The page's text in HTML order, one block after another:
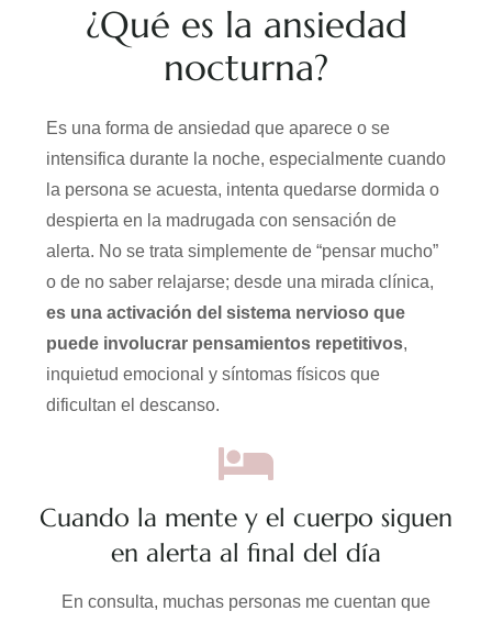
¿Qué es la ansiedad
nocturna?
Es una forma de ansiedad que aparece o se
intensifica durante la noche, especialmente cuando
la persona se acuesta, intenta quedarse dormida o
despierta en la madrugada con sensación de
alerta. No se trata simplemente de “pensar mucho”
o de no saber relajarse; desde una mirada clínica,
es una activación del sistema nervioso que
puede involucrar pensamientos repetitivos,
inquietud emocional y síntomas físicos que
dificultan el descanso.
Cuando la mente y el cuerpo siguen
en alerta al final del día
En consulta, muchas personas me cuentan que